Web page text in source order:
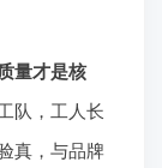
量才是核
队，工人长
真，与品牌